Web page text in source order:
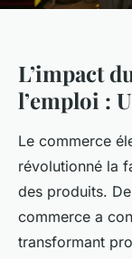
L’impact
l’emploi :
Le commerce
révolutionné la
des produits.
commerce a
transformant